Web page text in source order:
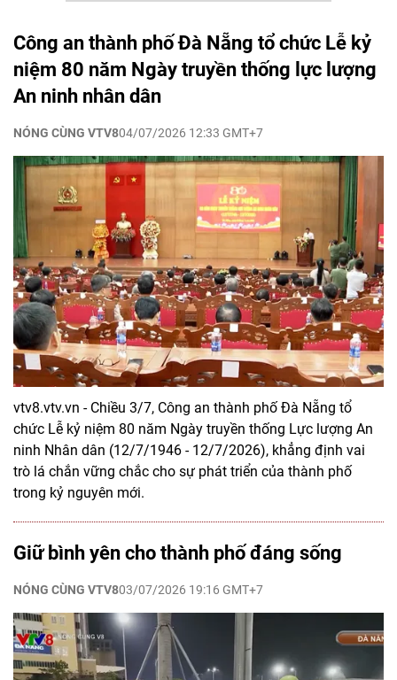
Công an thành phố Đà Nẵng tổ chức Lễ kỷ
niệm 80 năm Ngày truyền thống lực lượng
An ninh nhân dân
NÓNG CÙNG VTV804/07/2026 12:33 GMT+7
vtv8.vtv.vn - Chiều 3/7, Công an thành phố Đà Nẵng tổ
chức Lễ kỷ niệm 80 năm Ngày truyền thống Lực lượng An
ninh Nhân dân (12/7/1946 - 12/7/2026), khẳng định vai
trò lá chắn vững chắc cho sự phát triển của thành phố
trong kỷ nguyên mới.
Giữ bình yên cho thành phố đáng sống
NÓNG CÙNG VTV803/07/2026 19:16 GMT+7